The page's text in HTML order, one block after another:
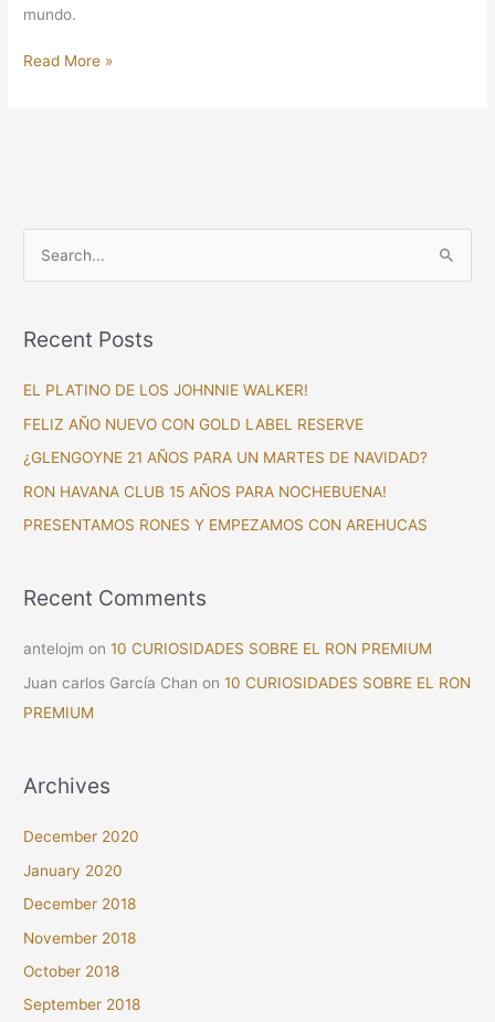
mundo.
Read More »
r
o
r
:
Recent Posts
EL PLATINO DE LOS JOHNNIE WALKER!
FELIZ AÑO NUEVO CON GOLD LABEL RESERVE
¿GLENGOYNE 21 AÑOS PARA UN MARTES DE NAVIDAD?
RON HAVANA CLUB 15 AÑOS PARA NOCHEBUENA!
PRESENTAMOS RONES Y EMPEZAMOS CON AREHUCAS
Recent Comments
antelojm on10 CURIOSIDADES SOBRE EL RON PREMIUM
Juan carlos García Chan on10 CURIOSIDADES SOBRE EL RON
PREMIUM
Archives
December 2020
January 2020
December 2018
November 2018
October 2018
September 2018